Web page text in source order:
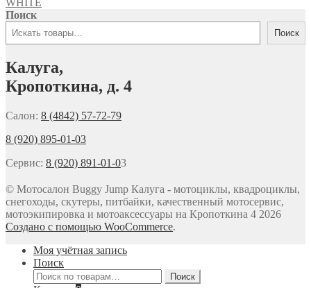
WHITE
Поиск
Поиск
Калуга,
Кропоткина, д. 4
Салон: 8 (4842) 57-72-79
8 (920) 895-01-03
Сервис: 8 (920) 891-01-03
© Мотосалон Buggy Jump Калуга - мотоциклы, квадроциклы,
снегоходы, скутеры, питбайки, качественный мотосервис,
мотоэкипировка и мотоаксессуары на Кропоткина 4 2026
Создано с помощью WooCommerce.
Моя учётная запись
Поиск
Искать:
Поиск